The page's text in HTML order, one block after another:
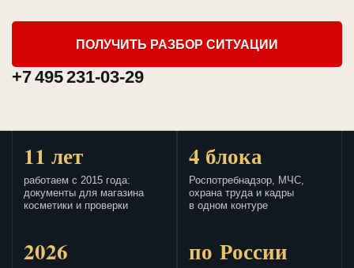
ПОЛУЧИТЬ РАЗБОР СИТУАЦИИ
+7 495 231-03-29
11 лет
работаем с 2015 года:
документы для магазина
косметики и проверки
4 блока
Роспотребнадзор, МЧС,
охрана труда и кадры
в одном контуре
2026 по России